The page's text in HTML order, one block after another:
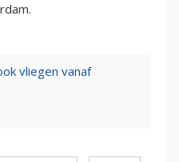
vliegen vanaf